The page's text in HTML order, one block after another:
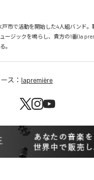
市で活動を開始した4人組バンド。
ージックを鳴らし、貴方の1番(la
。
ス： lapremière